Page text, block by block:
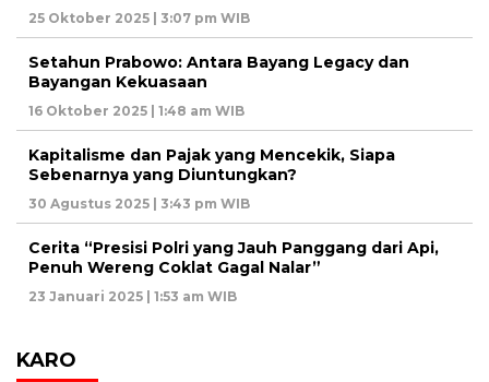
25 Oktober 2025 | 3:07 pm WIB
Setahun Prabowo: Antara Bayang Legacy dan
Bayangan Kekuasaan
16 Oktober 2025 | 1:48 am WIB
Kapitalisme dan Pajak yang Mencekik, Siapa
Sebenarnya yang Diuntungkan?
30 Agustus 2025 | 3:43 pm WIB
Cerita “Presisi Polri yang Jauh Panggang dari Api,
Penuh Wereng Coklat Gagal Nalar”
23 Januari 2025 | 1:53 am WIB
KARO